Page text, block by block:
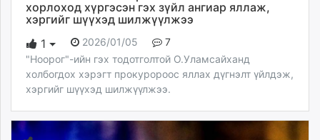
хорлоход хүргэсэн гэх зүйл ангиар яллаж,
хэргийг шүүхэд шилжүүлжээ
1
2026/01/05
7
"Ноорог"-ийн гэх тодотголтой О.Уламсайханд
холбогдох хэрэгт прокуророос яллах дүгнэлт үйлдэж,
хэргийг шүүхэд шилжүүлжээ.